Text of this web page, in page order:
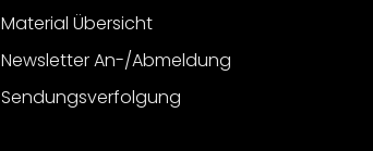
Material Übersicht
Newsletter An-/Abmeldung
Sendungsverfolgung